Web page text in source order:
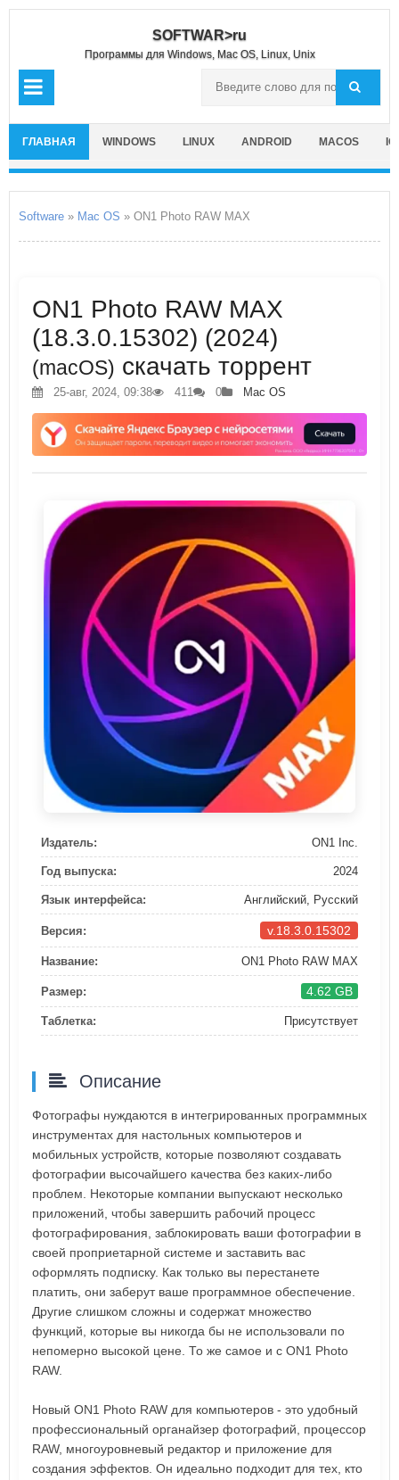
SOFTWAR>ru
Программы для Windows, Mac OS, Linux, Unix
ГЛАВНАЯ WINDOWS LINUX ANDROID MACOS
Software » Mac OS » ON1 Photo RAW MAX
ON1 Photo RAW MAX
(18.3.0.15302) (2024)
(macOS) скачать торрент
25-авг, 2024, 09:38 411 0 Mac OS
Издатель: ON1 Inc.
Год выпуска: 2024
Язык интерфейса: Английский, Русский
Версия: v.18.3.0.15302
Название: ON1 Photo RAW MAX
Размер: 4.62 GB
Таблетка: Присутствует
Описание
Фотографы нуждаются в интегрированных программных
инструментах для настольных компьютеров и
мобильных устройств, которые позволяют создавать
фотографии высочайшего качества без каких-либо
проблем. Некоторые компании выпускают несколько
приложений, чтобы завершить рабочий процесс
фотографирования, заблокировать ваши фотографии в
своей проприетарной системе и заставить вас
оформлять подписку. Как только вы перестанете
платить, они заберут ваше программное обеспечение.
Другие слишком сложны и содержат множество
функций, которые вы никогда бы не использовали по
непомерно высокой цене. То же самое и с ON1 Photo
RAW.
Новый ON1 Photo RAW для компьютеров - это удобный
профессиональный органайзер фотографий, процессор
RAW, многоуровневый редактор и приложение для
создания эффектов. Он идеально подходит для тех, кто